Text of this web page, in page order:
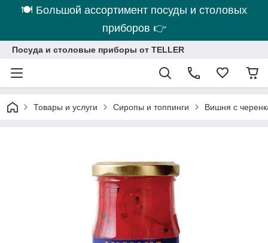
🍽 Большой ассортимент посуды и столовых
приборов 👉
Посуда и столовые приборы от TELLER
Товары и услуги Сиропы и топпинги Вишня с